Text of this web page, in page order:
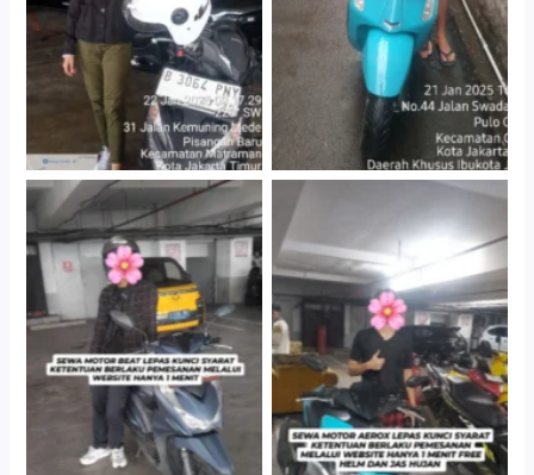
Cityplaza Jatinegara
Gedung Parkir P6A
Cityplaza Jatinegara
Gedung Parkir P6A